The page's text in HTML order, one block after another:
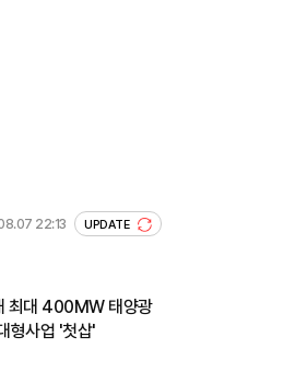
22:13 UPDATE
최대 400MW 태양광
형사업 '첫삽'